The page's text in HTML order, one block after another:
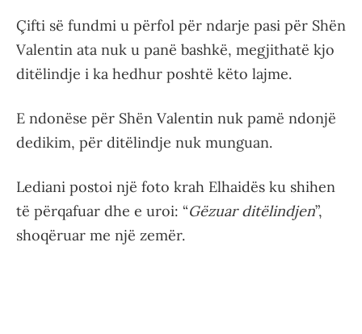
Çifti së fundmi u përfol për ndarje pasi për Shën
Valentin ata nuk u panë bashkë, megjithatë kjo
ditëlindje i ka hedhur poshtë këto lajme.
E ndonëse për Shën Valentin nuk pamë ndonjë
dedikim, për ditëlindje nuk munguan.
Lediani postoi një foto krah Elhaidës ku shihen
të përqafuar dhe e uroi: “Gëzuar ditëlindjen”,
shoqëruar me një zemër.